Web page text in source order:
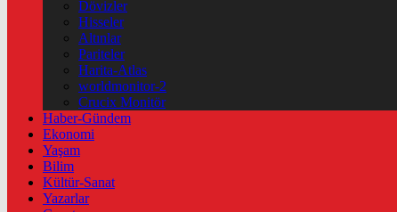
Dövizler
Hisseler
Altınlar
Pariteler
Harita-Atlas
worldmonitor-2
Crucix Monitör
Haber-Gündem
Ekonomi
Yaşam
Bilim
Kültür-Sanat
Yazarlar